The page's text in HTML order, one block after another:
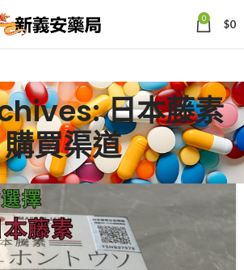
0 $0
日本藤素
購買渠道